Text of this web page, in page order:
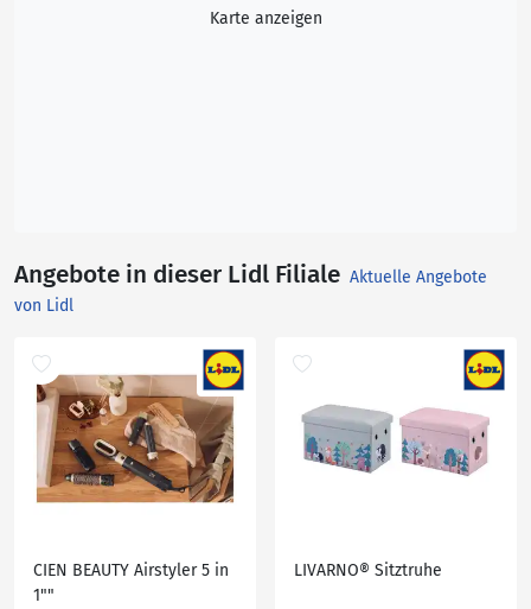
Karte anzeigen
Angebote in dieser Lidl Filiale Aktuelle Angebote
von Lidl
CIEN BEAUTY Airstyler 5 in
1""
LIVARNO® Sitztruhe